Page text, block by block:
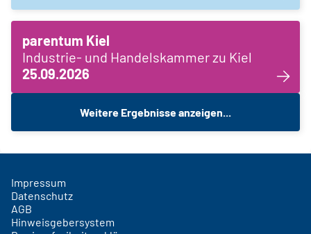
parentum Kiel
Industrie- und Handelskammer zu Kiel
25.09.2026
Weitere Ergebnisse anzeigen...
Impressum
Datenschutz
AGB
Hinweisgebersystem